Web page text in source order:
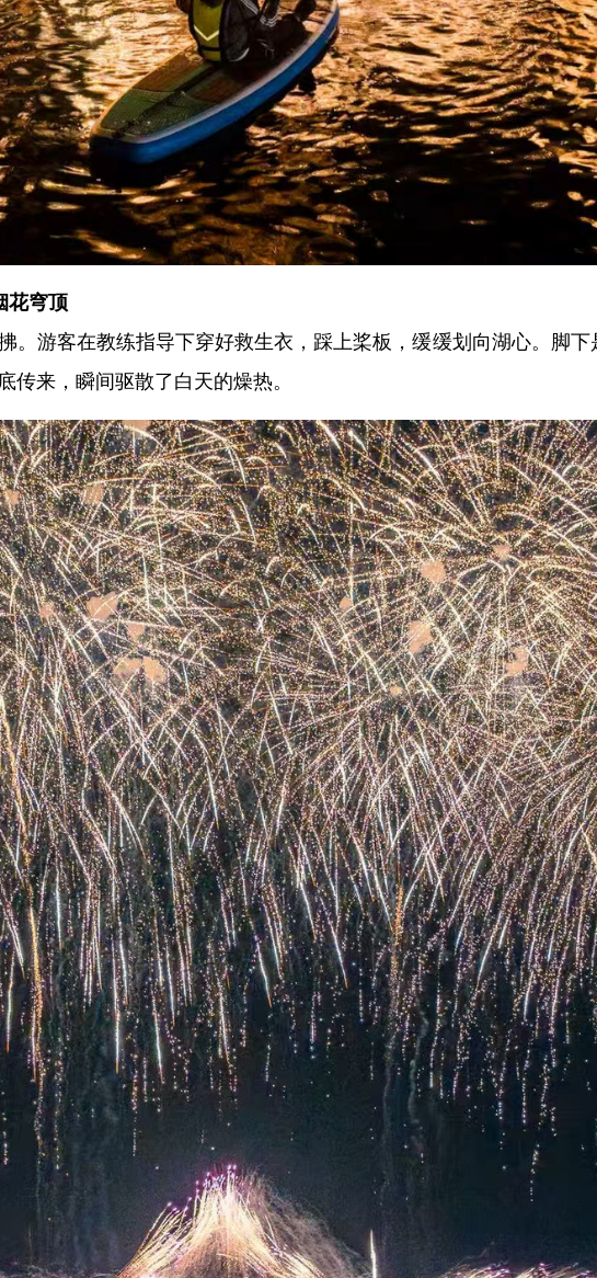
花穹顶
。游客在教练指导下穿好救生衣，踩上桨板，缓缓划向湖心。脚下
传来，瞬间驱散了白天的燥热。